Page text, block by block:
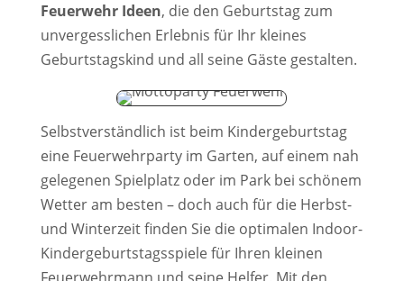
Feuerwehr Ideen, die den Geburtstag zum
unvergesslichen Erlebnis für Ihr kleines
Geburtstagskind und all seine Gäste gestalten.
Selbstverständlich ist beim Kindergeburtstag
eine Feuerwehrparty im Garten, auf einem nah
gelegenen Spielplatz oder im Park bei schönem
Wetter am besten – doch auch für die Herbst-
und Winterzeit finden Sie die optimalen Indoor-
Kindergeburtstagsspiele für Ihren kleinen